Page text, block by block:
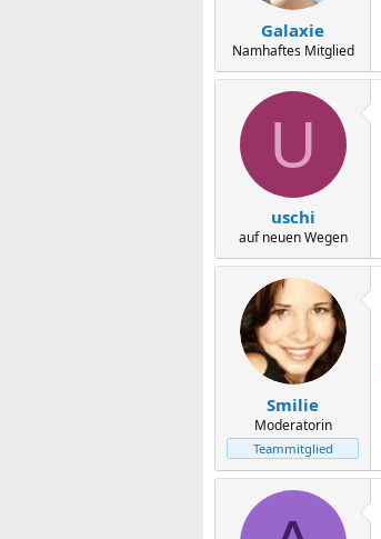
Galaxie
Namhaftes Mitglied
U
uschi
auf neuen Wegen
Smilie
Moderatorin
Teammitglied